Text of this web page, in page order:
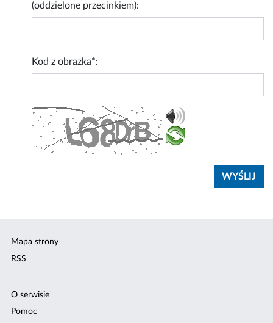
(oddzielone przecinkiem):
Kod z obrazka*:
Mapa strony
RSS
O serwisie
Pomoc